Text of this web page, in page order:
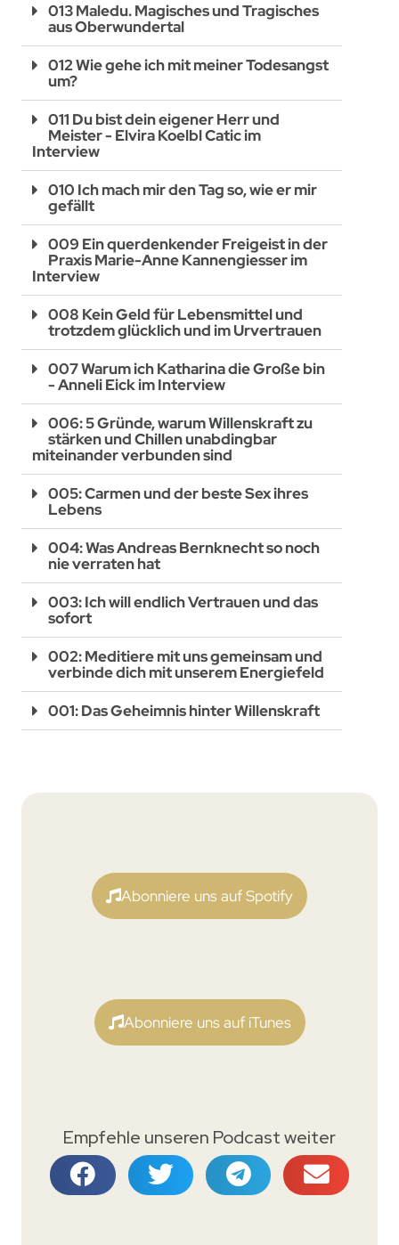
013 Maledu. Magisches und Tragisches
aus Oberwundertal
012 Wie gehe ich mit meiner Todesangst
um?
011 Du bist dein eigener Herr und
Meister - Elvira Koelbl Catic im
Interview
010 Ich mach mir den Tag so, wie er mir
gefällt
009 Ein querdenkender Freigeist in der
Praxis Marie-Anne Kannengiesser im
Interview
008 Kein Geld für Lebensmittel und
trotzdem glücklich und im Urvertrauen
007 Warum ich Katharina die Große bin
- Anneli Eick im Interview
006: 5 Gründe, warum Willenskraft zu
stärken und Chillen unabdingbar
miteinander verbunden sind
005: Carmen und der beste Sex ihres
Lebens
004: Was Andreas Bernknecht so noch
nie verraten hat
003: Ich will endlich Vertrauen und das
sofort
002: Meditiere mit uns gemeinsam und
verbinde dich mit unserem Energiefeld
001: Das Geheimnis hinter Willenskraft
Abonniere uns auf Spotify
Abonniere uns auf iTunes
Empfehle unseren Podcast weiter